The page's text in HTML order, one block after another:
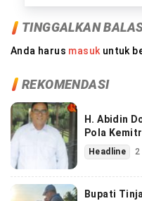
TINGGALKAN
Anda harus masukuntuk
REKOMENDASI
H. Abidin
Pola
Headline 2
Bupati